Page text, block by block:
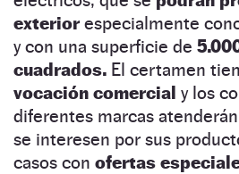
exteriorespecialmente
y con una superficie de
cuadrados. El certamen
vocación comercial y los
diferentes marcas
se interesen por sus
casos con ofertas